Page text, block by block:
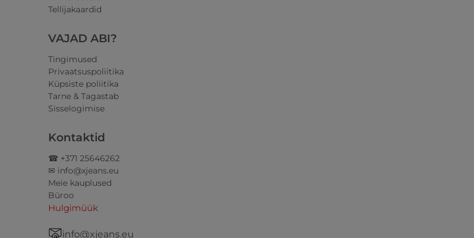
Tellijakaardid
VAJAD ABI?
Tingimused
Privaatsuspoliitika
Küpsiste poliitika
Tarne & Tagastab
Sisselogimise
Kontaktid
☎ +371 25646262
✉ info@xjeans.eu
Meie kauplused
Büroo
Hulgimüük
info@xjeans.eu